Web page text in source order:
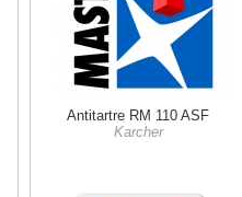
Antitartre RM 110 ASF
Karcher